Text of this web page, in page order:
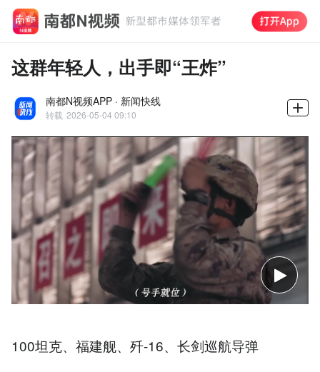
这群年轻人，出手即“王炸”
南都N视频APP · 新闻快线
转载 2026-05-04 09:10
100坦克、福建舰、歼-16、长剑巡航导弹